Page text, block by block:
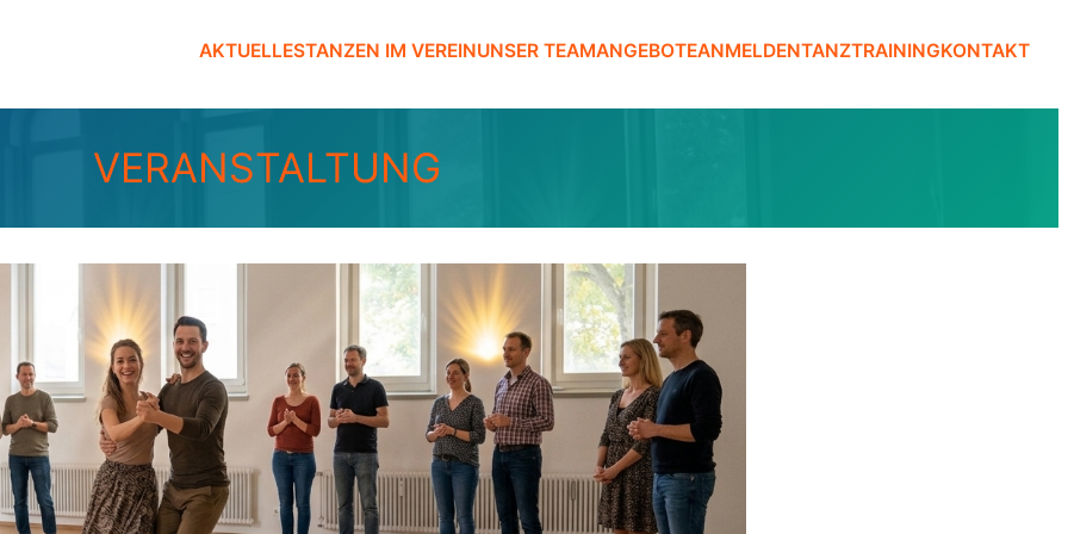
AKTUELLESTANZEN IM VEREINUNSER TEAMANGEBOTEANMELDENTANZTRAININGKONTAKT
VERANSTALTUNG